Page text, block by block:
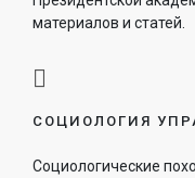
материалов и статей.
СОЦИОЛОГИЯ
Социологические